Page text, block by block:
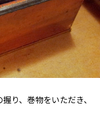
り、巻物をいただき、